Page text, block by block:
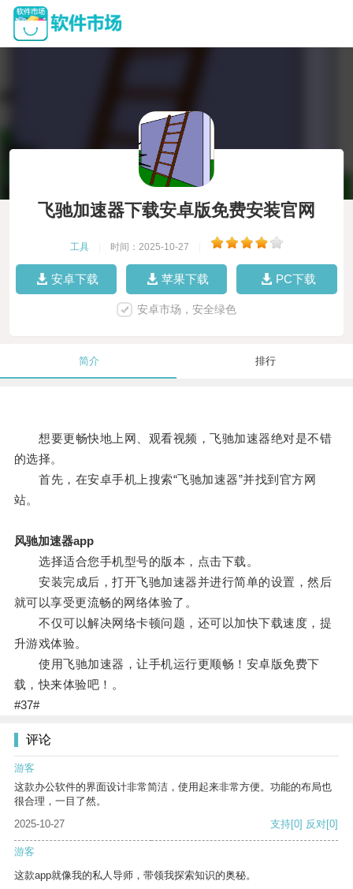
飞驰加速器下载安卓版免费安装官网
工具 时间：2025-10-27
安卓下载 苹果下载 PC下载
安卓市场，安全绿色
简介 排行
想要更畅快地上网、观看视频，飞驰加速器绝对是不错
的选择。
首先，在安卓手机上搜索“飞驰加速器”并找到官方网
站。
风驰加速器app
选择适合您手机型号的版本，点击下载。
安装完成后，打开飞驰加速器并进行简单的设置，然后
就可以享受更流畅的网络体验了。
不仅可以解决网络卡顿问题，还可以加快下载速度，提
升游戏体验。
使用飞驰加速器，让手机运行更顺畅！安卓版免费下
载，快来体验吧！。
#37#
评论
游客
这款办公软件的界面设计非常简洁，使用起来非常方便。功能的布局也
很合理，一目了然。
2025-10-27
支持[0] 反对[0]
游客
这款app就像我的私人导师，带领我探索知识的奥秘。